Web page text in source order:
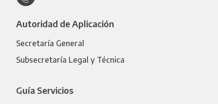
Autoridad de Aplicación
Secretaría General
Subsecretaría Legal y Técnica
Guía Servicios